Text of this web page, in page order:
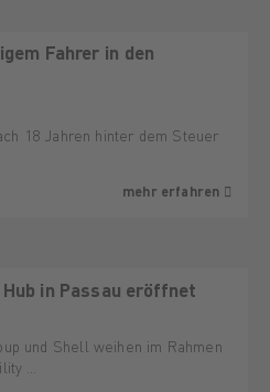
Fahrer in den
18 Jahren hinter dem Steuer
mehr erfahren
in Passau eröffnet
und Shell weihen im Rahmen
…